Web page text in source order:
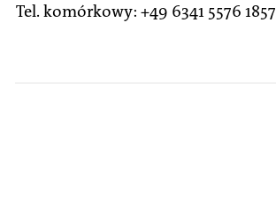
Tel. komórkowy: +49 6341 5576 1857